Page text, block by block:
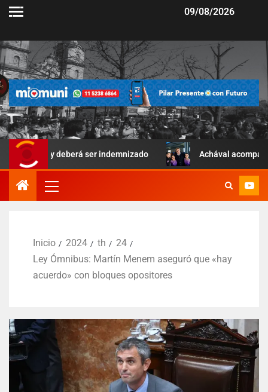
09/08/2026
deberá ser indemnizado Achával acompañó una
Inicio 2024 th
24
Ley Ómnibus: Martín Menem aseguró que «hay
acuerdo» con bloques opositores